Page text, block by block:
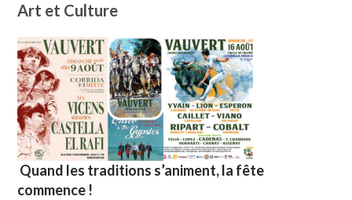
Art et Culture
Quand les traditions s’animent, la fête
commence !